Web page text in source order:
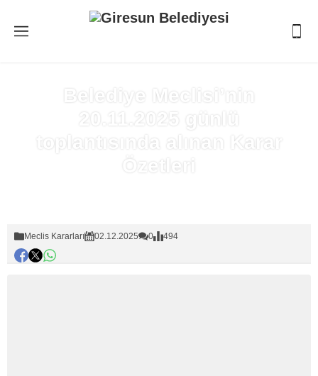
Belediye Meclisi’nin
20.11.2025 günlü
toplantısında alınan Karar
Özetleri
Meclis Kararları 02.12.2025 0 494